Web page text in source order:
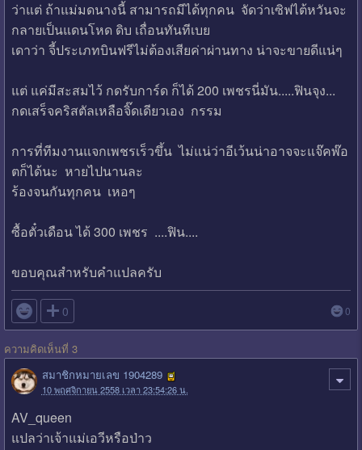
ว่าแต่ ถ้าแม่มดนางนี้ สามารถมีได้ทุกคน จัดว่าเซิฟไต้หวันจะ
กลายเป็นแดนโหด ดิบ เถื่อนทันทีเบย
เดาว่า จี้ประเภทบินฟรีไม่ต้องเสียค่าผ่านทาง น่าจะขายดีแน่ๆ
แต่ แค่มีสะสมไว้ กดรับการ์ด ก็ได้ 200 เพชรนี่มัน.....ฟินจุง...
กดเสร็จคริสตัลเหลือจิ๊ดเดียวเอง กรรม
การที่ทีมงานแจกเพชรเร็วขึ้น ไม่แน่ว่าอีเว้นน่าอาจจะแจ๊คพ๊อ
ตก็ได้นะ หายไปนานละ
ร้องจนกันทุกคน เหอๆ
ซื้อตั๋วเดือน ได้ 300 เพชร ....ฟิน....
ขอบคุณสำหรับคำแปลครับ
 0 0
ความคิดเห็นที่ 3
สมาชิกหมายเลข 1904289
10 พฤศจิกายน 2558 เวลา 23:54:26 น.
AV_queen
แปลว่าเจ้าแม่เอวีหรือป่าว